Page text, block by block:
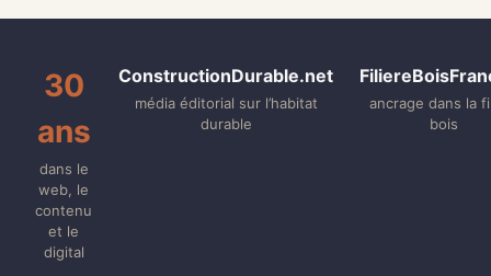
30
ans
dans le
web, le
contenu
et le
digital
ConstructionDurable.net
média éditorial sur l’habitat
durable
ancrage dans la
bois